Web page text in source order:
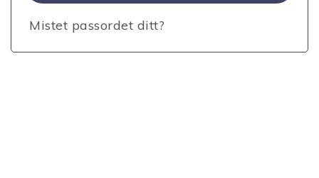
Mistet passordet ditt?